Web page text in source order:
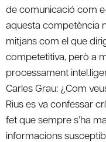
de comunicació com
aquesta competència
mitjans com el que
competetitiva, però a
processament
Carles Grau: ¿Com
Rius es va confessar
fet que sempre s’ha
informacions